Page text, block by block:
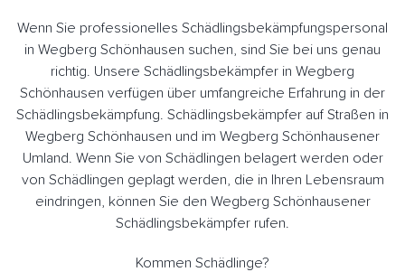
Wenn Sie professionelles Schädlingsbekämpfungspersonal
in Wegberg Schönhausen suchen, sind Sie bei uns genau
richtig. Unsere Schädlingsbekämpfer in Wegberg
Schönhausen verfügen über umfangreiche Erfahrung in der
Schädlingsbekämpfung. Schädlingsbekämpfer auf Straßen in
Wegberg Schönhausen und im Wegberg Schönhausener
Umland. Wenn Sie von Schädlingen belagert werden oder
von Schädlingen geplagt werden, die in Ihren Lebensraum
eindringen, können Sie den Wegberg Schönhausener
Schädlingsbekämpfer rufen.
Kommen Schädlinge?